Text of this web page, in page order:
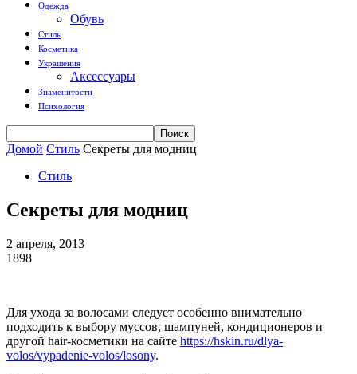
Одежда
Обувь
Стиль
Косметика
Украшения
Аксессуары
Знаменитости
Психология
Домой Стиль Секреты для модниц
Стиль
Секреты для модниц
2 апреля, 2013
1898
Для ухода за волосами следует особенно внимательно
подходить к выбору муссов, шампуней, кондиционеров и
другой hair-косметики на сайте https://hskin.ru/dlya-
volos/vypadenie-volos/losony.